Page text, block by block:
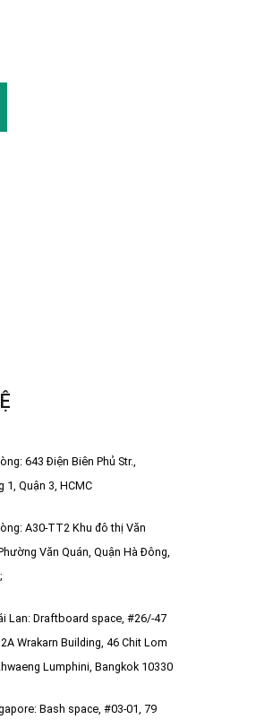
643 Điện Biên Phủ Str.,
1, Quận 3, HCMC
A30-TT2 Khu đô thị Văn
Văn Quán, Quận Hà Đông,
Lan: Draftboard space, #26/-47
Wrakarn Building, 46 Chit Lom
Lumphini, Bangkok 10330
Bash space, #03-01, 79